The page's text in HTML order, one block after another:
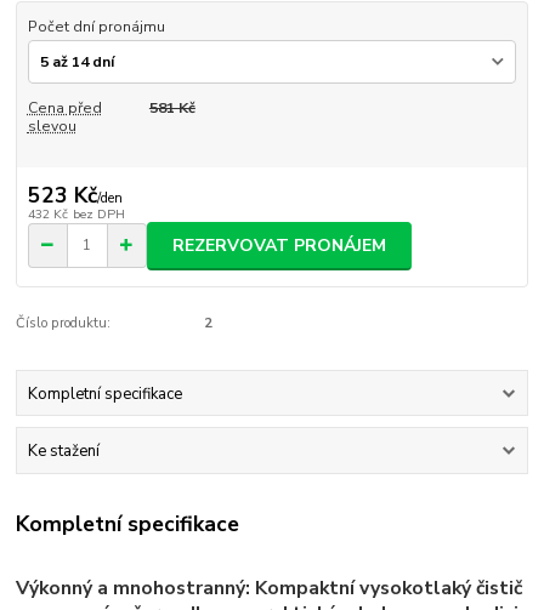
Počet dní pronájmu
Cena před
slevou
581 Kč
523 Kč/den
432 Kč bez DPH
REZERVOVAT PRONÁJEM
Číslo produktu: 2
Kompletní specifikace
Ke stažení
Kompletní specifikace
Výkonný a mnohostranný: Kompaktní vysokotlaký čistič